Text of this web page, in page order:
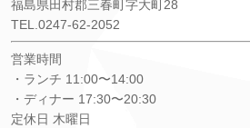
福島県田村郡三春町字大町28
TEL.0247-62-2052
営業時間
・ランチ 11:00〜14:00
・ディナー 17:30〜20:30
定休日 木曜日